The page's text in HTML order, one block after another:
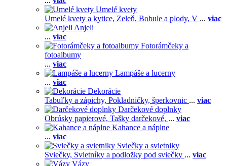
Umelé kvety
Umelé kvety a kytice, Zeleň, Bobule a plody, V ... viac
Anjeli
... viac
Fotorámčeky a
fotoalbumy
... viac
Lampáše a lucerny
... viac
Dekorácie
Tabuľky a zápichy, Pokladničky, šperkovnic ... viac
Darčekové doplnky
Obrúsky papierové, Tašky darčekové, ... viac
Kahance a náplne
... viac
Sviečky a svietniky
Sviečky, Svietníky a podložky pod sviečky ... viac
Vázy